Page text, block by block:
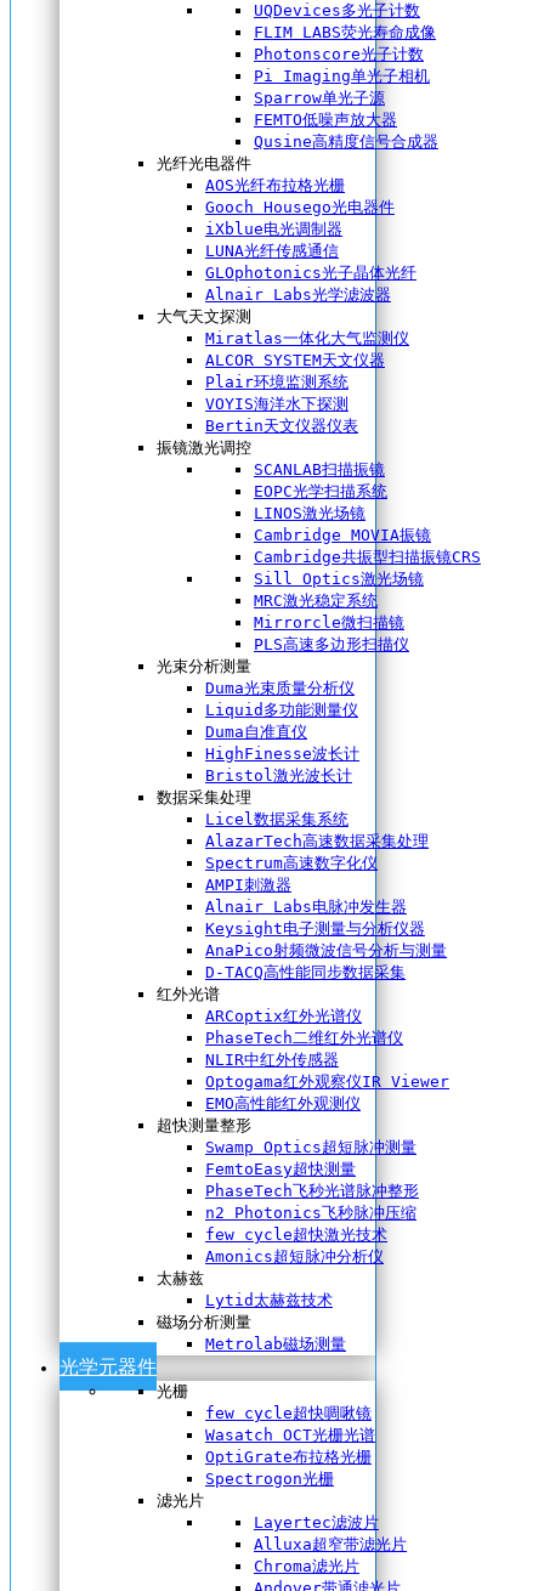
UQDevices多光子计数
FLIM LABS荧光寿命成像
Photonscore光子计数
Pi Imaging单光子相机
Sparrow单光子源
FEMTO低噪声放大器
Qusine高精度信号合成器
光纤光电器件
AOS光纤布拉格光栅
Gooch Housego光电器件
iXblue电光调制器
LUNA光纤传感通信
GLOphotonics光子晶体光纤
Alnair Labs光学滤波器
大气天文探测
Miratlas一体化大气监测仪
ALCOR SYSTEM天文仪器
Plair环境监测系统
VOYIS海洋水下探测
Bertin天文仪器仪表
振镜激光调控
SCANLAB扫描振镜
EOPC光学扫描系统
LINOS激光场镜
Cambridge MOVIA振镜
Cambridge共振型扫描振镜CRS
Sill Optics激光场镜
MRC激光稳定系统
Mirrorcle微扫描镜
PLS高速多边形扫描仪
光束分析测量
Duma光束质量分析仪
Liquid多功能测量仪
Duma自准直仪
HighFinesse波长计
Bristol激光波长计
数据采集处理
Licel数据采集系统
AlazarTech高速数据采集处理
Spectrum高速数字化仪
AMPI刺激器
Alnair Labs电脉冲发生器
Keysight电子测量与分析仪器
AnaPico射频微波信号分析与测量
D-TACQ高性能同步数据采集
红外光谱
ARCoptix红外光谱仪
PhaseTech二维红外光谱仪
NLIR中红外传感器
Optogama红外观察仪IR Viewer
EMO高性能红外观测仪
超快测量整形
Swamp Optics超短脉冲测量
FemtoEasy超快测量
PhaseTech飞秒光谱脉冲整形
n2 Photonics飞秒脉冲压缩
few cycle超快激光技术
Amonics超短脉冲分析仪
太赫兹
Lytid太赫兹技术
磁场分析测量
Metrolab磁场测量
光学元器件
光栅
few cycle超快啁啾镜
Wasatch OCT光栅光谱
OptiGrate布拉格光栅
Spectrogon光栅
滤光片
Layertec滤波片
Alluxa超窄带滤光片
Chroma滤光片